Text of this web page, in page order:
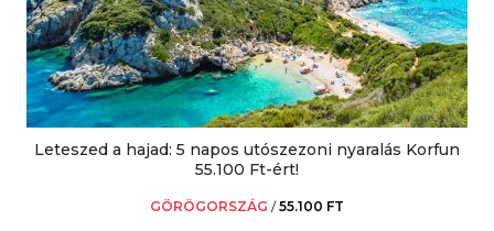
Leteszed a hajad: 5 napos utószezoni nyaralás Korfun
55.100 Ft-ért!
GÖRÖGORSZÁG /55.100 FT